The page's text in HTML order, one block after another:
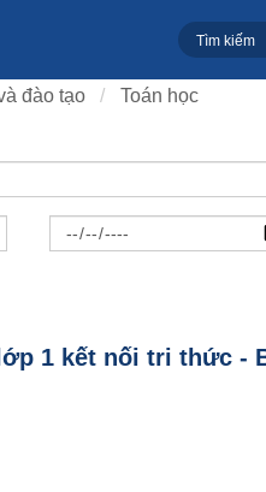
đào tạo Toán học
1 kết nối tri thức -